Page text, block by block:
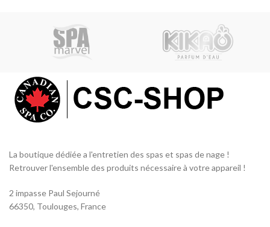
dimensions, le produit
mesure 431 mm de long, 235
mm de haut et 202 mm de
large.
La boutique dédiée a l'entretien des spas et spas de nage !
Retrouver l'ensemble des produits nécessaire à votre appareil !
2 impasse Paul Sejourné
66350, Toulouges, France